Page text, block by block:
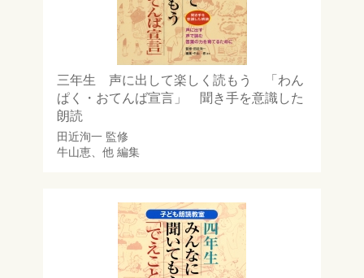
三年生 声に出して楽しく読もう 「わん
ぱく・おてんば宣言」 聞き手を意識した
朗読
田近洵一監修
牛山恵、他 編集